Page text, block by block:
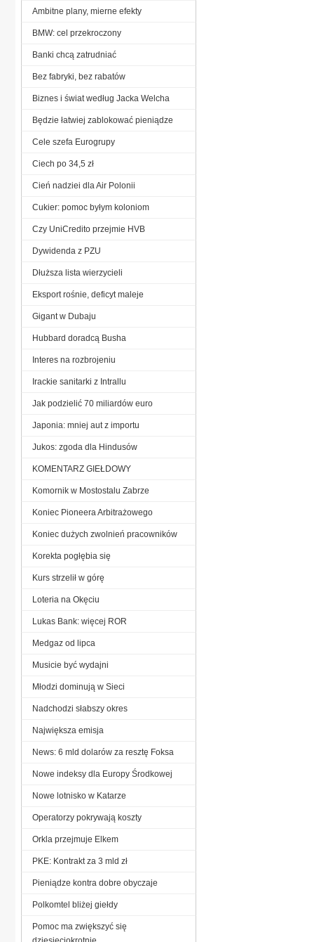
Ambitne plany, mierne efekty
BMW: cel przekroczony
Banki chcą zatrudniać
Bez fabryki, bez rabatów
Biznes i świat według Jacka Welcha
Będzie łatwiej zablokować pieniądze
Cele szefa Eurogrupy
Ciech po 34,5 zł
Cień nadziei dla Air Polonii
Cukier: pomoc byłym koloniom
Czy UniCredito przejmie HVB
Dywidenda z PZU
Dłuższa lista wierzycieli
Eksport rośnie, deficyt maleje
Gigant w Dubaju
Hubbard doradcą Busha
Interes na rozbrojeniu
Irackie sanitarki z Intrallu
Jak podzielić 70 miliardów euro
Japonia: mniej aut z importu
Jukos: zgoda dla Hindusów
KOMENTARZ GIEŁDOWY
Komornik w Mostostalu Zabrze
Koniec Pioneera Arbitrażowego
Koniec dużych zwolnień pracowników
Korekta pogłębia się
Kurs strzelił w górę
Loteria na Okęciu
Lukas Bank: więcej ROR
Medgaz od lipca
Musicie być wydajni
Młodzi dominują w Sieci
Nadchodzi słabszy okres
Największa emisja
News: 6 mld dolarów za resztę Foksa
Nowe indeksy dla Europy Środkowej
Nowe lotnisko w Katarze
Operatorzy pokrywają koszty
Orkla przejmuje Elkem
PKE: Kontrakt za 3 mld zł
Pieniądze kontra dobre obyczaje
Polkomtel bliżej giełdy
Pomoc ma zwiększyć się